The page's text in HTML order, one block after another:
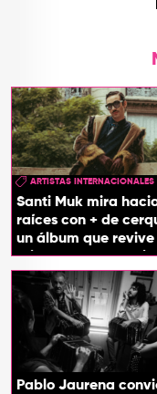
ARTISTAS INTERNACIONALES
Santi Muk mira
raíces con + de
un álbum que revive
origen de sus
Pablo Jaurena